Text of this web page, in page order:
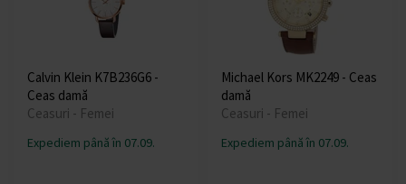
Calvin Klein K7B236G6 -
Ceas damă
Ceasuri - Femei
Expediem până în 07.09.
Michael Kors MK2249 - Ceas
damă
Ceasuri - Femei
Expediem până în 07.09.